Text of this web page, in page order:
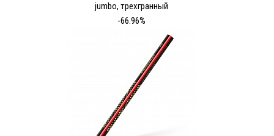
jumbo, трехгранный
-66.96%